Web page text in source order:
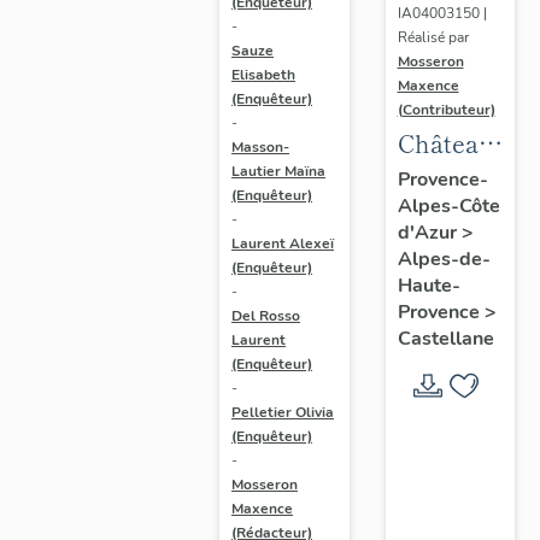
-
Sauze
Elisabeth
(Enquêteur)
-
Masson-
Lautier Maïna
(Enquêteur)
-
Laurent Alexeï
(Enquêteur)
-
Del Rosso
Laurent
(Enquêteur)
-
Pelletier Olivia
(Enquêteur)
-
Mosseron
Maxence
(Rédacteur)
IA04003150 |
Réalisé par
Mosseron
Maxence
(Contributeur)
Château
d'Eoulx
Provence-
Alpes-Côte
d'Azur>
Alpes-de-
Haute-
Provence >
Castellane